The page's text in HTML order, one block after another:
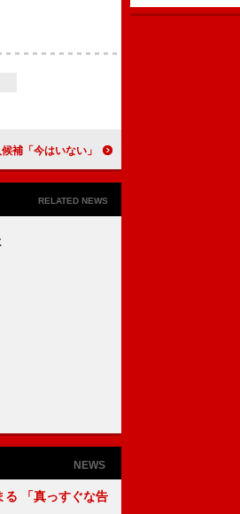
告白、恋人候補「今はいない」
RELATED NEWS
NEWS
る 「真っすぐな告